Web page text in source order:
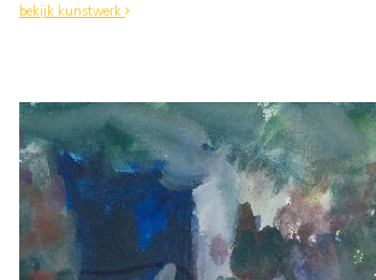
bekijk kunstwerk